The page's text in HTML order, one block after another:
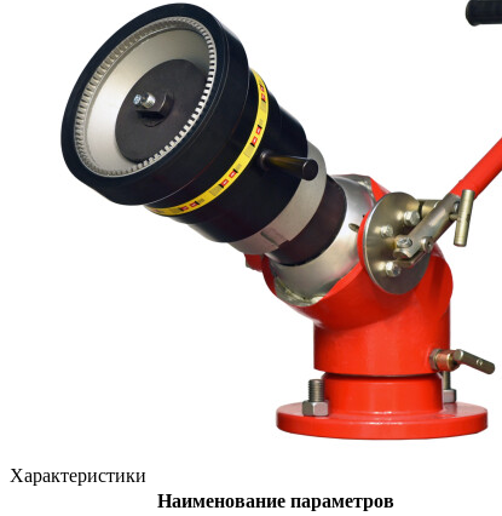
Характеристики
Наименование параметров